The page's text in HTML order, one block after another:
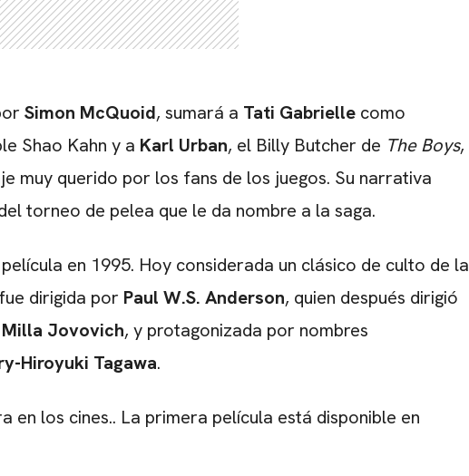
Simon McQuoid, sumará a Tati Gabrielle como
Shao Kahn y a Karl Urban, el Billy Butcher de The Boys,
muy querido por los fans de los juegos. Su narrativa
torneo de pelea que le da nombre a la saga.
en 1995. Hoy considerada un clásico de culto de la
dirigida por Paul W.S. Anderson, quien después dirigió
Milla Jovovich, y protagonizada por nombres
Hiroyuki Tagawa.
en los cines.. La primera película está disponible en